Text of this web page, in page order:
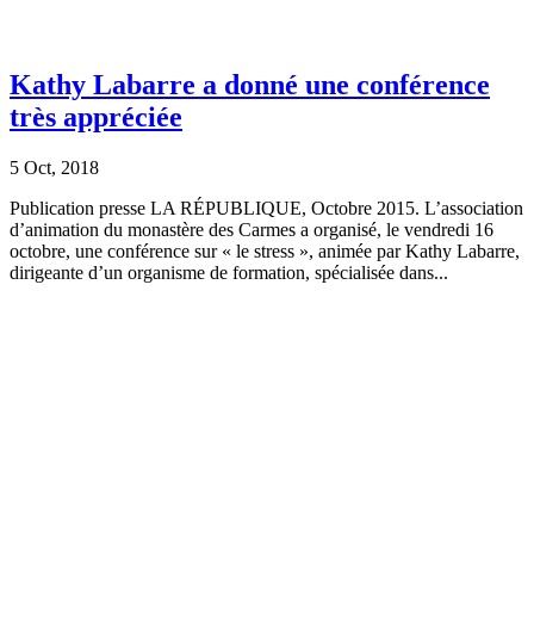
Kathy Labarre a donné une conférence
très appréciée
5 Oct, 2018
Publication presse LA RÉPUBLIQUE, Octobre 2015. L’association
d’animation du monastère des Carmes a organisé, le vendredi 16
octobre, une conférence sur « le stress », animée par Kathy Labarre,
dirigeante d’un organisme de formation, spécialisée dans...